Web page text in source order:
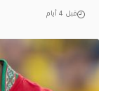
قبل 4 أيام